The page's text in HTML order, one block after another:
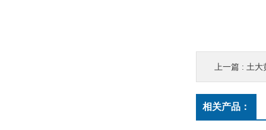
上一篇 : 土大
相关产品：